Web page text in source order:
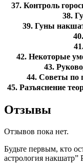
37. Контроль
38.
39. Гуны
42. Некоторые
43.
44. Советы по
45. Разъяснение
Отзывы
Отзывов пока нет.
Будьте первым, кто
астрология накшатр”